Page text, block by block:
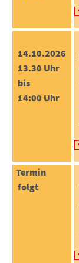
14.10.2026
13.30 Uhr
bis
14:00 Uhr
Termin
folgt